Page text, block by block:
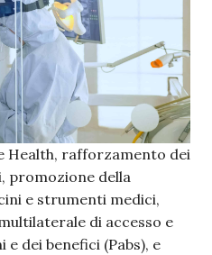
Health, rafforzamento dei
promozione della
e strumenti medici,
di accesso e
dei benefici (Pabs), e